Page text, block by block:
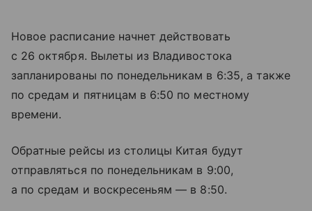
Новое расписание начнет действовать
с 26 октября. Вылеты из Владивостока
запланированы по понедельникам в 6:35, а также
по средам и пятницам в 6:50 по местному
времени.
Обратные рейсы из столицы Китая будут
отправляться по понедельникам в 9:00,
а по средам и воскресеньям — в 8:50.